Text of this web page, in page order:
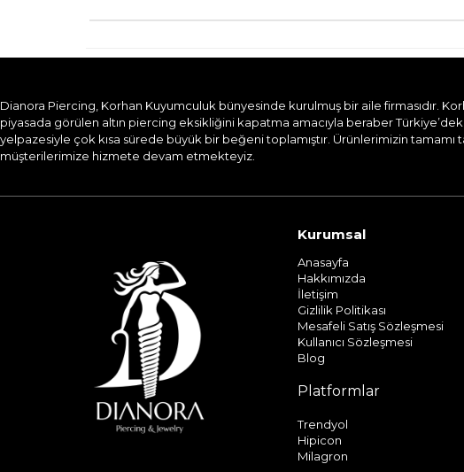
Dianora Piercing, Korhan Kuyumculuk bünyesinde kurulmuş bir aile firmasıdır.
piyasada görülen altın piercing eksikliğini kapatma amacıyla beraber
yelpazesiyle çok kısa sürede büyük bir beğeni toplamıştır. Ürünlerimizin tamamı
müşterilerimize hizmete devam etmekteyiz.​
Kurumsal
Anasayfa
Hakkımızda
İletişim
Gizlilik Politikası
Mesafeli Satış Sözleşmesi
Kullanıcı Sözleşmesi
Blog
Platformlar
Trendyol
Hipicon
Milagron